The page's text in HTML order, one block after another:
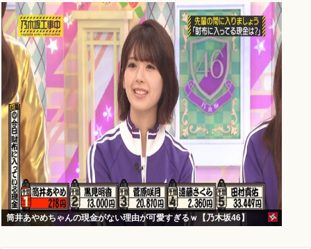
筒井あやめちゃんの現金がない理由が可愛すぎるｗ【乃木坂46】